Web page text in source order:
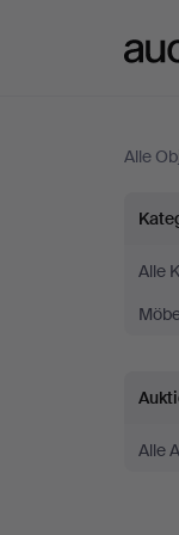
Alle
&
bei
Alle
Alle